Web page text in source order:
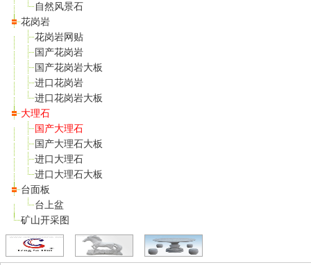
自然风景石
花岗岩
花岗岩网贴
国产花岗岩
国产花岗岩大板
进口花岗岩
进口花岗岩大板
大理石
国产大理石
国产大理石大板
进口大理石
进口大理石大板
台面板
台上盆
矿山开采图